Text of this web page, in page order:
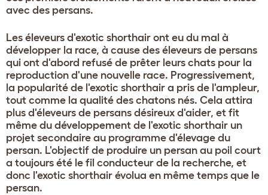
avec des persans.
Les éleveurs d'exotic shorthair ont eu du mal à
développer la race, à cause des éleveurs de persans
qui ont d'abord refusé de prêter leurs chats pour la
reproduction d'une nouvelle race. Progressivement,
la popularité de l'exotic shorthair a pris de l'ampleur,
tout comme la qualité des chatons nés. Cela attira
plus d'éleveurs de persans désireux d'aider, et fit
même du développement de l'exotic shorthair un
projet secondaire au programme d'élevage du
persan. L'objectif de produire un persan au poil court
a toujours été le fil conducteur de la recherche, et
donc l'exotic shorthair évolua en même temps que le
persan.